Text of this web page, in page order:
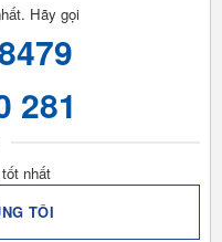
Hãy gọi
281
nhất
TÔI